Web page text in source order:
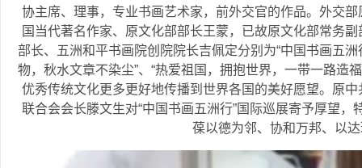
协主席、理事，专业书画艺术家，前外交官的作品。外交
国当代著名作家、原文化部部长王蒙，已故原文化部常务
部长、五洲和平书画院创院院长吉佩定分别为“中国书画五洲
物，秋水文章不染尘”、“热爱祖国，拥抱世界，一带一路造
优秀传统文化更多更好地传播到世界各国的美好愿望。原
联合会会长滕文生对“中国书画五洲行”国际巡展寄予厚望
葆以德为邻、协和万邦、以